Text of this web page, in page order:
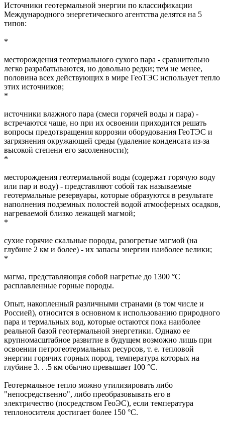
Источники геотермальной энергии по классификации
Международного энергетического агентства делятся на 5
типов:
*
месторождения геотермального сухого пара - сравнительно
легко разрабатываются, но довольно редки; тем не менее,
половина всех действующих в мире ГеоТЭС использует тепло
этих источников;
*
источники влажного пара (смеси горячей воды и пара) -
встречаются чаще, но при их освоении приходится решать
вопросы предотвращения коррозии оборудования ГеоТЭС и
загрязнения окружающей среды (удаление конденсата из-за
высокой степени его засоленности);
*
месторождения геотермальной воды (содержат горячую воду
или пар и воду) - представляют собой так называемые
геотермальные резервуары, которые образуются в результате
наполнения подземных полостей водой атмосферных осадков,
нагреваемой близко лежащей магмой;
*
сухие горячие скальные породы, разогретые магмой (на
глубине 2 км и более) - их запасы энергии наиболее велики;
*
магма, представляющая собой нагретые до 1300 °С
расплавленные горные породы.
Опыт, накопленный различными странами (в том числе и
Россией), относится в основном к использованию природного
пара и термальных вод, которые остаются пока наиболее
реальной базой геотермальной энергетики. Однако ее
крупномасштабное развитие в будущем возможно лишь при
освоении петрогеотермальных ресурсов, т. е. тепловой
энергии горячих горных пород, температура которых на
глубине 3. . .5 км обычно превышает 100 °С.
Геотермальное тепло можно утилизировать либо
"непосредственно", либо преобразовывать его в
электричество (посредством ГеоЭС), если температура
теплоносителя достигает более 150 °С.